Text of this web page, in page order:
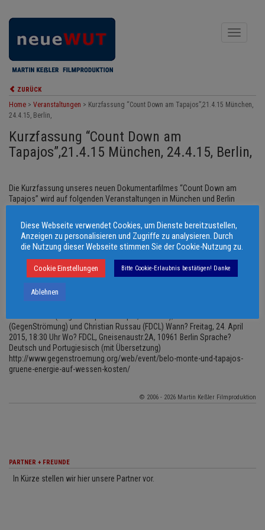
Toggle
ZURÜCK
Home > Veranstaltungen > Kurzfassung “Count Down am Tapajos”,21.4.15 München,
24.4.15, Berlin,
Kurzfassung “Count Down am
Tapajos”,21.4.15 München, 24.4.15, Berlin,
Die Kurzfassung unseres neuen Dokumentarfilmes “Count Down am
Tapajos” wird auf folgenden Veranstaltungen in München und Berlin
Brasilien und Honduras – und die Rolle europäischer Konzerne
Informations- und Diskussionsveranstaltung mit Verena Glass (Xingu Vivo
para Sempre, Brasilien) und Andrea Lammers (HondurasDelegation/Öku-
Büro München) Wann? Dienstag, 21. April 2015, 19 Uhr Wo? Seidlvilla,
Nikolaiplatz 1b, 80802 München Sprache? Deutsch und Portugiesisch (mit
Übersetzung) http://www.gegenstroemung.org/web/event/gruene-
Energie auf wessen Kosten? Staudammprojekte in Brasilien und die Rolle
(GegenStrömung) und Christian Russau (FDCL) Wann? Freitag, 24. April
2015, 18:30 Uhr Wo? FDCL, Gneisenaustr.2A, 10961 Berlin Sprache?
Deutsch und Portugiesisch (mit Übersetzung)
http://www.gegenstroemung.org/web/event/belo-monte-und-tapajos-
gruene-energie-auf-wessen-kosten/
© 2006 - 2026 Martin Keßler Filmproduktion
PARTNER + FREUNDE
In Kürze stellen wir hier unsere Partner vor.
Diese Webseite verwendet Cookies, um Dienste bereitzustellen,
Anzeigen zu personalisieren und Zugriffe zu analysieren. Durch
die Nutzung dieser Webseite stimmen Sie der Cookie-Nutzung zu.
Cookie Einstellungen Bitte Cookie-Erlaubnis bestätigen! Danke
Ablehnen